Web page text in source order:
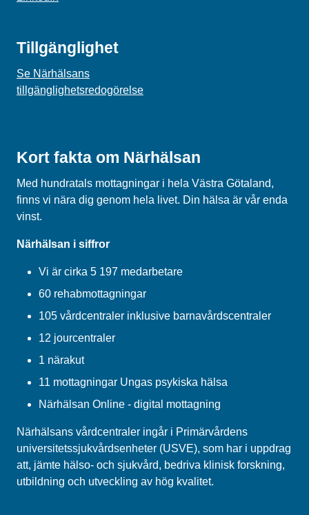
Tillgänglighet
Se Närhälsans
tillgänglighetsredogörelse
Kort fakta om Närhälsan
Med hundratals mottagningar i hela Västra Götaland,
finns vi nära dig genom hela livet. Din hälsa är vår enda
vinst.
Närhälsan i siffror
Vi är cirka 5 197 medarbetare
60 rehabmottagningar
105 vårdcentraler inklusive barnavårdscentraler
12 jourcentraler
1 närakut
11 mottagningar Ungas psykiska hälsa
Närhälsan Online - digital mottagning
Närhälsans vårdcentraler ingår i Primärvårdens
universitetssjukvårdsenheter (USVE), som har i uppdrag
att, jämte hälso- och sjukvård, bedriva klinisk forskning,
utbildning och utveckling av hög kvalitet.